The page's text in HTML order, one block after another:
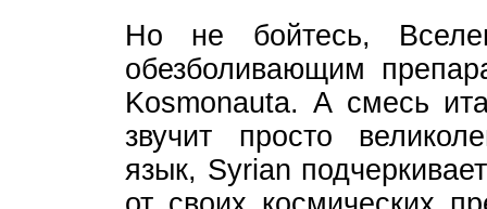
Но не бойтесь,
обезболивающим
Kosmonauta. А смесь
звучит просто
язык, Syrian